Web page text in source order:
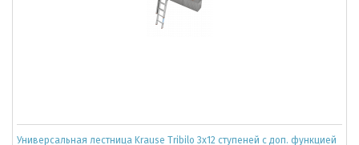
Универсальная лестница Krause Tribilo 3x12 ступеней с доп. функцией